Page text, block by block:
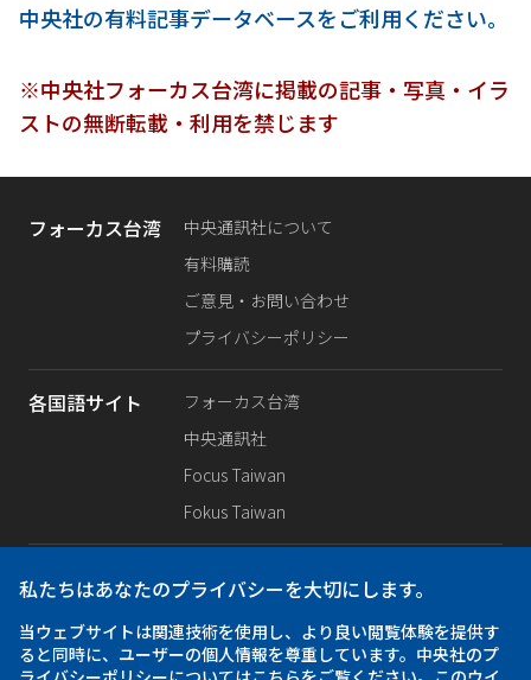
中央社の有料記事データベースをご利用ください。
※中央社フォーカス台湾に掲載の記事・写真・イラ
ストの無断転載・利用を禁じます
フォーカス台湾
中央通訊社について
有料購読
ご意見・お問い合わせ
プライバシーポリシー
各国語サイト
フォーカス台湾
中央通訊社
Focus Taiwan
Fokus Taiwan
SNS公式
Facebook
Instagram
私たちはあなたのプライバシーを大切にします。
当ウェブサイトは関連技術を使用し、より良い閲覧体験を提供す
ると同時に、ユーザーの個人情報を尊重しています。中央社のプ